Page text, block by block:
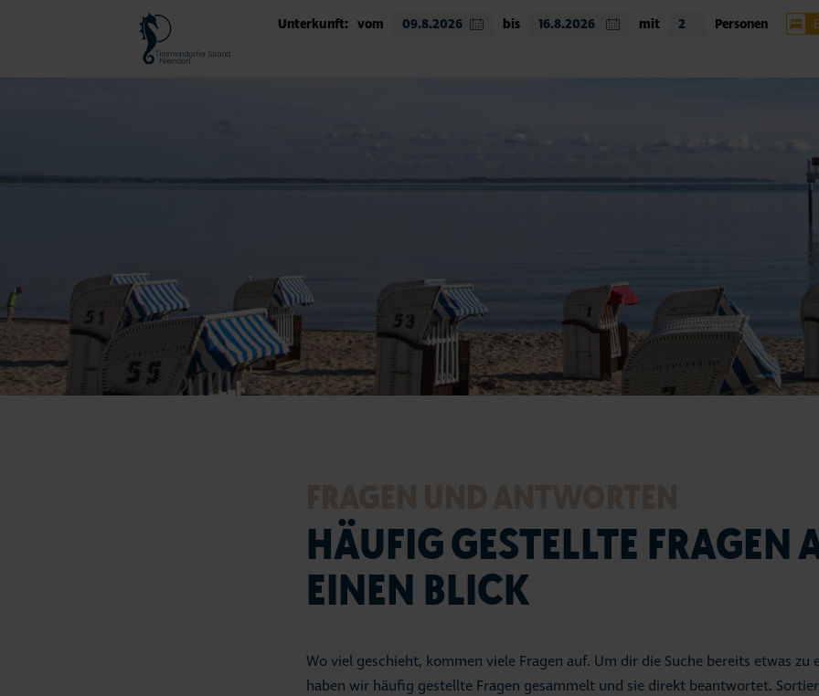
Unterkunft: vom bis mit Personen
HÄUFIG GESTELLTE FRAGEN
EINEN BLICK
Wo viel geschieht, kommen viele Fragen auf. Um dir die Suche bereits etwas zu
haben wir häufig gestellte Fragen gesammelt und sie direkt beantwortet.